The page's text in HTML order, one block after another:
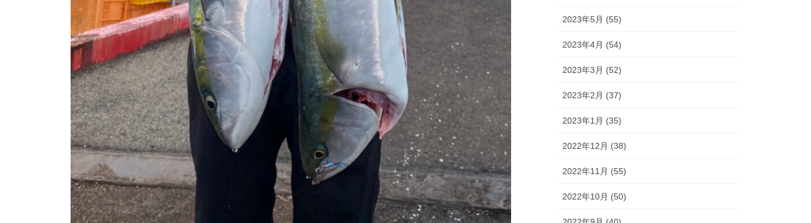
2023年5月 (55)
2023年4月 (54)
2023年3月 (52)
2023年2月 (37)
2023年1月 (35)
2022年12月 (38)
2022年11月 (55)
2022年10月 (50)